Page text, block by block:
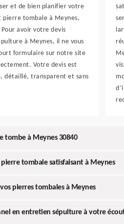
et de bien planifier votre
tombale à Meynes,
avoir votre devis
à Meynes, il ne vous
formulaire sur notre site
Votre devis est
détaillé, transparent et sans
tombe à Meynes 30840
tombale satisfaisant à Meynes
pierres tombales à Meynes
en entretien sépulture à votre